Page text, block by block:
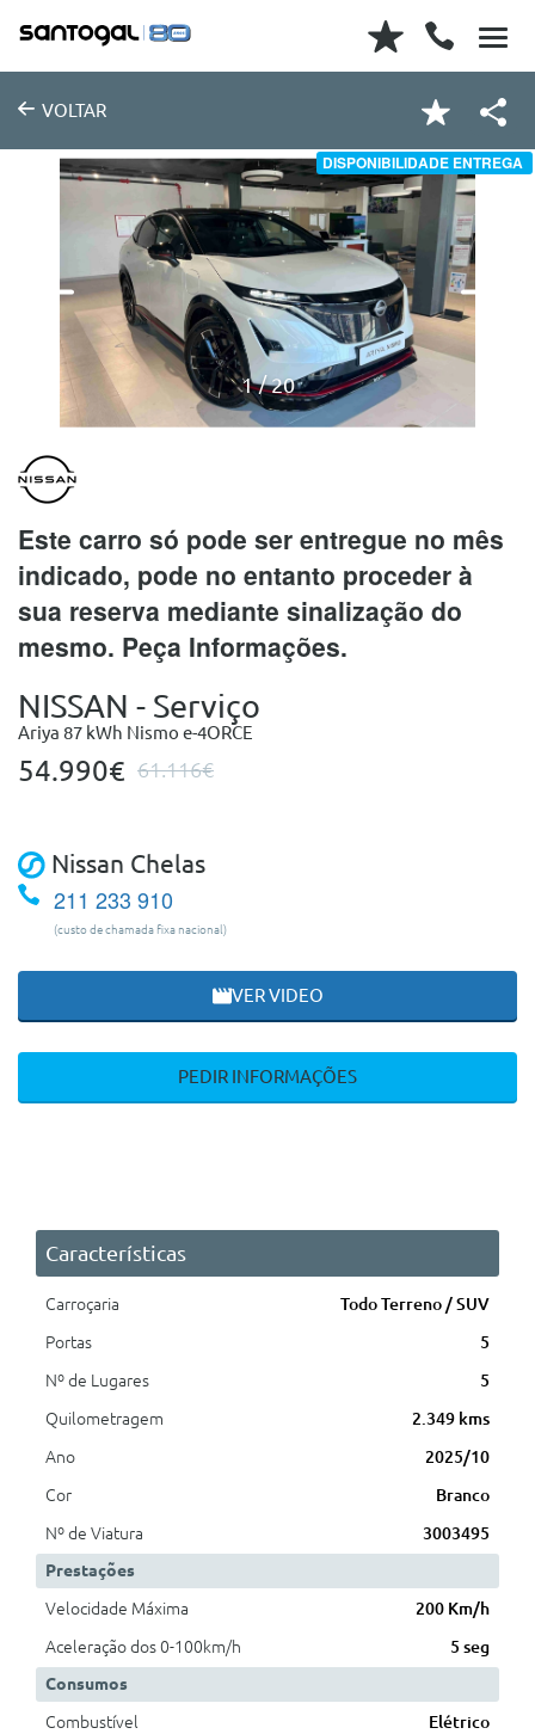
VOLTAR
DISPONIBILIDADE ENTREGA
1 20
Este carro só pode ser entregue no mês
indicado, pode no entanto proceder à
sua reserva mediante sinalização do
mesmo. Peça Informações.
NISSAN - Serviço
Ariya 87 kWh Nismo e-4ORCE
54.990€ 61.116€
Nissan Chelas
211 233 910
(custo de chamada fixa nacional)
VER VIDEO
PEDIR INFORMAÇÕES
Características
Carroçaria
Todo Terreno / SUV
Portas
5
Nº de Lugares
5
Quilometragem
2.349 kms
Ano
2025/10
Cor
Branco
Nº de Viatura
3003495
Prestações
Velocidade Máxima
200 Km/h
Aceleração dos 0-100km/h
5 seg
Consumos
Combustível
Elétrico